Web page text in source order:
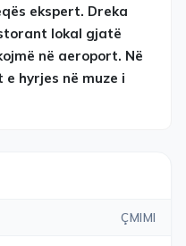
ekspert. Dreka
lokal gjatë
në aeroport. Në
hyrjes në muze i
ÇMIMI